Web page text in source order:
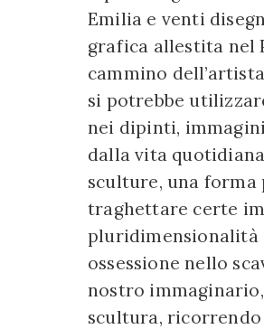
Emilia e venti
grafica allestita nel
cammino
si potrebbe
nei dipinti,
dalla vita
sculture, una forma
traghettare certe
pluridimensionalità
ossessione nello
nostro
scultura,